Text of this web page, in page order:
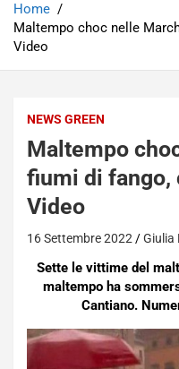
Home
Maltempo choc nelle
Video
NEWS GREEN
Maltempo
fiumi di fango,
Video
16 Settembre 2022 Giulia
Sette le vittime del
maltempo ha
Cantiano.